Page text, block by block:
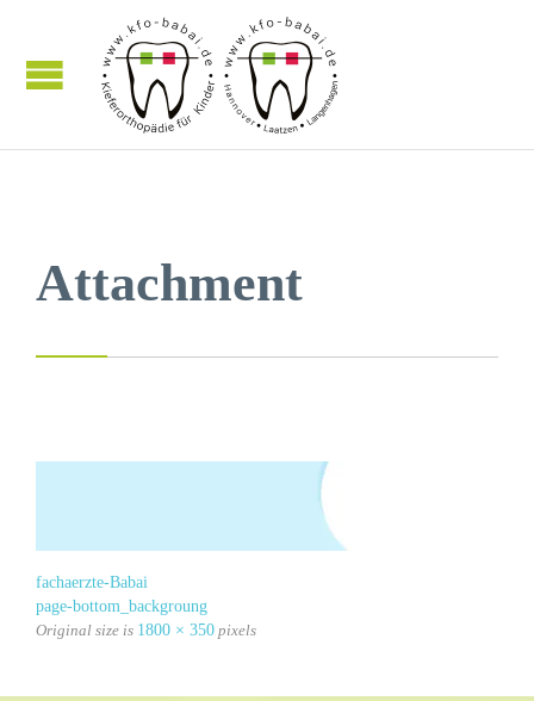
Attachment
fachaerzte-Babai
page-bottom_backgroung
Original size is 1800 × 350 pixels